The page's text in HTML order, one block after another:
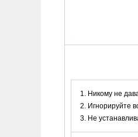
Никому не
Игнорируйте
Не